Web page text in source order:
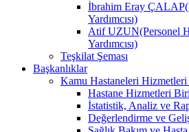
İbrahim Eray
Yardımcısı)
Atif UZUN(Personel
Yardımcısı)
Teşkilat Şeması
Başkanlıklar
Kamu Hastaneleri Hizmetleri
Hastane Hizmetleri
İstatistik, Analiz ve
Değerlendirme ve